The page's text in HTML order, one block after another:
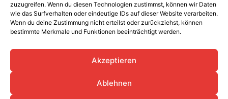
zuzugreifen. Wenn du diesen Technologien zustimmst, können wir Daten
wie das Surfverhalten oder eindeutige IDs auf dieser Website verarbeiten.
Wenn du deine Zustimmung nicht erteilst oder zurückziehst, können
bestimmte Merkmale und Funktionen beeinträchtigt werden.
Akzeptieren
Ablehnen
Geschäftszeiten
Mo.-Do. 08:00 – 16:30 Uhr,
Fr. 08:00 – 14:30 Uhr
AGBs